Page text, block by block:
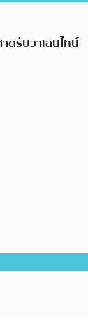
ดรับวาเลนไทน์